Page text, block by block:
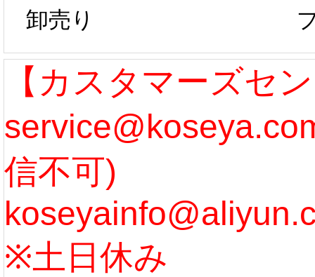
作、発送予定と
なります。 ...
[more]
たし
ル期
まで
う...
卸売り
【カスタマーズセ
信不可)
※土日休み